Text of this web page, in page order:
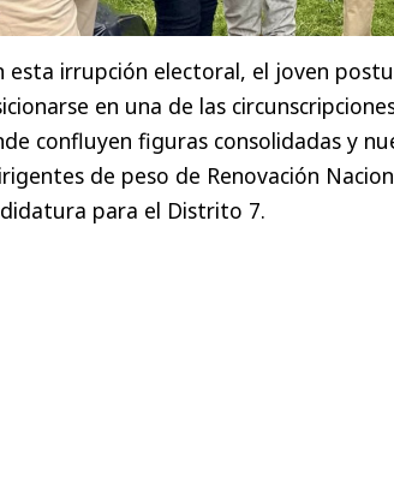
esta irrupción electoral, el joven
en una de las
confluyen figuras consolidadas y
de peso de Renovación
para el Distrito 7.